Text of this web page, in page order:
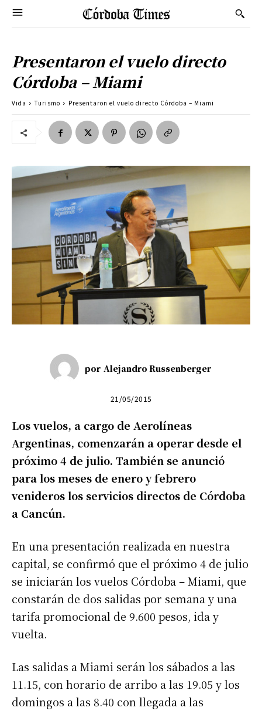
Presentaron el vuelo directo
Córdoba – Miami
Vida Turismo Presentaron el vuelo directo Córdoba – Miami
por Alejandro Russenberger
21/05/2015
Los vuelos, a cargo de Aerolíneas
Argentinas, comenzarán a operar desde el
próximo 4 de julio. También se anunció
para los meses de enero y febrero
venideros los servicios directos de Córdoba
a Cancún.
En una presentación realizada en nuestra
capital, se confirmó que el próximo 4 de julio
se iniciarán los vuelos Córdoba – Miami, que
constarán de dos salidas por semana y una
tarifa promocional de 9.600 pesos, ida y
vuelta.
Las salidas a Miami serán los sábados a las
11.15, con horario de arribo a las 19.05 y los
domingos a las 8.40 con llegada a las